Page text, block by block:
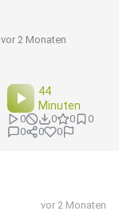
vor 2 Monaten
44
Minuten
0 0 0
0
0
0 0
vor 2 Monaten